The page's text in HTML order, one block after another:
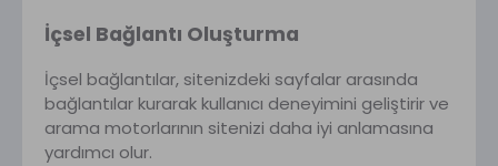
İçsel Bağlantı Oluşturma
İçsel bağlantılar, sitenizdeki sayfalar arasında
bağlantılar kurarak kullanıcı deneyimini geliştirir ve
arama motorlarının sitenizi daha iyi anlamasına
yardımcı olur.